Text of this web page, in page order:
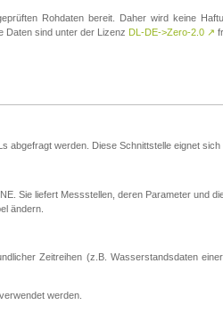
Rohdaten bereit. Daher wird keine
Daten sind unter der Lizenz DL-DE->Zero-2.0 ↗
abgefragt werden. Diese Schnittstelle eignet
Sie liefert Messstellen, deren Parameter und
ändern.
Zeitreihen (z.B. Wasserstandsdaten
verwendet werden.